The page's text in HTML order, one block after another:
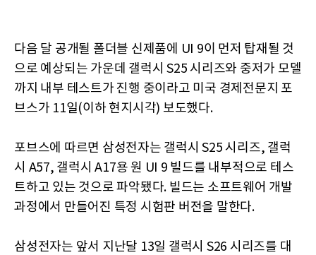
다음 달 공개될 폴더블 신제품에 UI 9이 먼저 탑재될 것
으로 예상되는 가운데 갤럭시 S25 시리즈와 중저가 모델
까지 내부 테스트가 진행 중이라고 미국 경제전문지 포
브스가 11일(이하 현지시각) 보도했다.
포브스에 따르면 삼성전자는 갤럭시 S25 시리즈, 갤럭
시 A57, 갤럭시 A17용 원 UI 9 빌드를 내부적으로 테스
트하고 있는 것으로 파악됐다. 빌드는 소프트웨어 개발
과정에서 만들어진 특정 시험판 버전을 말한다.
삼성전자는 앞서 지난달 13일 갤럭시 S26 시리즈를 대